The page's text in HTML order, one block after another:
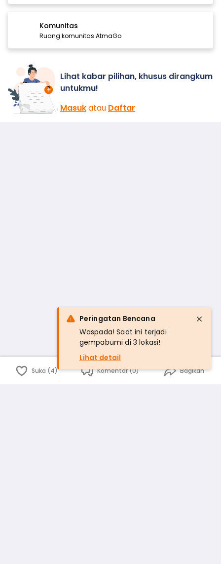
Komunitas
Ruang komunitas AtmaGo
Lihat kabar pilihan, khusus dirangkum
untukmu!
Masukatau Daftar
Suka (4) Komentar (0) Bagikan
Peringatan Bencana
Waspada! Saat ini terjadi
gempabumi di 3 lokasi!
Lihat detail